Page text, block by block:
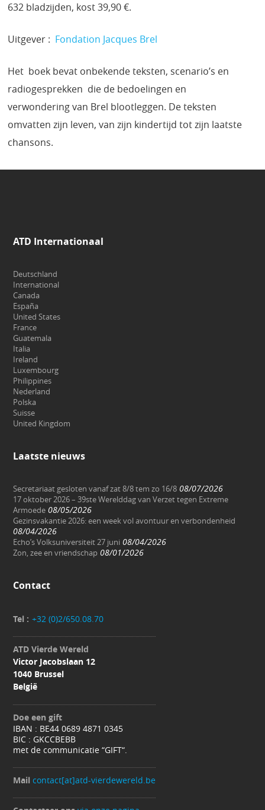
632 bladzijden, kost 39,90 €.
Uitgever : Fondation Jacques Brel
Het boek bevat onbekende teksten, scenario’s en
radiogesprekken die de bedoelingen en
verwondering van Brel blootleggen. De teksten
omvatten zijn leven, van zijn kindertijd tot zijn laatste
chansons.
ATD Internationaal
Deutschland
International
Canada
España
United States
France
Guatemala
Italia
Ireland
Luxembourg
Philippines
Nederland
Polska
Suisse
United Kingdom
Laatste nieuws
Secretariaat gesloten vanaf zat 8/8 tem zo 16/8 08/07/2026
17 oktober 2026 – 39ste Werelddag van Verzet tegen Extreme
Armoede 08/05/2026
Gezinsvakantie 2026: een week vol avontuur en verbondenheid
08/04/2026
Echo’s Volksuniversiteit 27 juni 08/04/2026
Zon, zee en vriendschap 08/01/2026
Contact
Tel : +32 (0)2/650.08.70
ATD Vierde Wereld
Victor Jacobslaan 12
1040 Brussel
België
Doe een gift
IBAN : BE44 0689 4871 0345
BIC : GKCCBEBB
met de communicatie “GIFT“.
Mail contact[at]atd-vierdewereld.be